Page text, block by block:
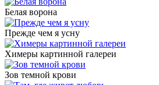
Белая ворона
Прежде чем я усну
Химеры картинной галереи
Зов темной крови